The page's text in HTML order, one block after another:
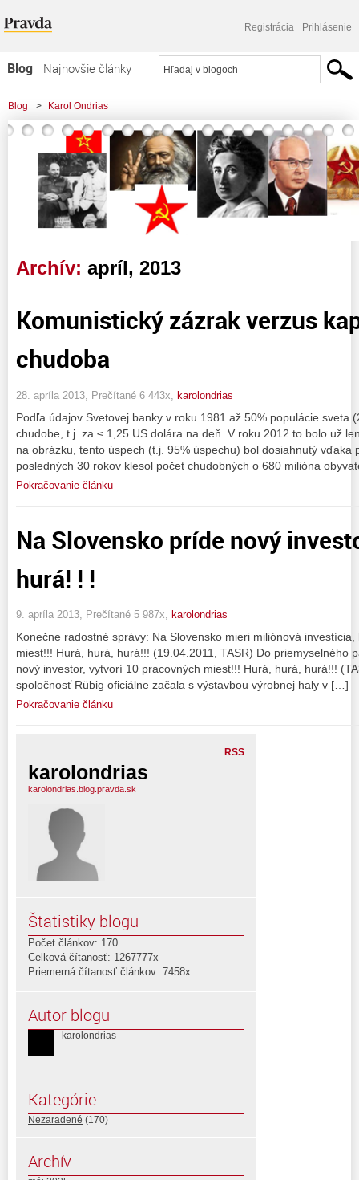
Registrácia Prihlásenie
Blog
Najnovšie články
Najčítanejšie články
Najkomentovanejšie články
Zoznam blogov
Komerčné blogy
Blog > Karol Ondrias
Archív: apríl, 2013
Komunistický zázrak verzus
chudoba
28. apríla 2013, Prečítané 6 443x, karolondrias
Podľa údajov Svetovej banky v roku 1981 až 50% populácie sveta
chudobe, t.j. za ≤ 1,25 US dolára na deň. V roku 2012 to bolo už
na obrázku, tento úspech (t.j. 95% úspechu) bol dosiahnutý vďaka
posledných 30 rokov klesol počet chudobných o 680 milióna
Pokračovanie článku
Na Slovensko príde nový
hurá! ! !
9. apríla 2013, Prečítané 5 987x, karolondrias
Konečne radostné správy: Na Slovensko mieri miliónová
miest!!! Hurá, hurá, hurá!!! (19.04.2011, TASR) Do priemyselného
nový investor, vytvorí 10 pracovných miest!!! Hurá, hurá, hurá!!!
spoločnosť Rübig oficiálne začala s výstavbou výrobnej haly v […]
Pokračovanie článku
RSS
karolondrias
karolondrias.blog.pravda.sk
Štatistiky blogu
Počet článkov: 170
Celková čítanosť: 1267777x
Priemerná čítanosť článkov: 7458x
Autor blogu
karolondrias
Kategórie
Nezaradené (170)
Archív